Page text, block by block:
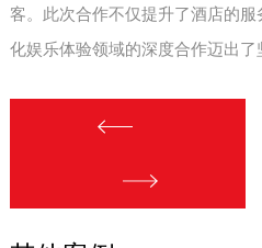
客。此次合作不仅提升了酒店的
化娱乐体验领域的深度合作迈出了